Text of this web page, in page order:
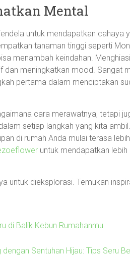
Mental
untuk mendapatkan cahaya
tanaman tinggi seperti
menambah keindahan.
meningkatkan mood. Sangat
pertama dalam menciptakan
cara merawatnya, tetapi
setiap langkah yang kita
di rumah Anda mulai terasa
untuk mendapatkan
untuk dieksplorasi. Temukan
di Balik Kebun Rumahanmu
Sentuhan Hijau: Tips Seru